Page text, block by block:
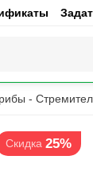
-